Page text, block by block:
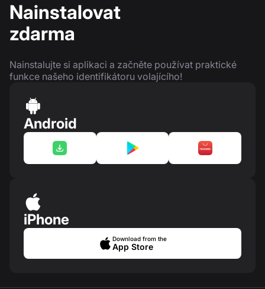
Nainstalovat
zdarma
Nainstalujte si aplikaci a začněte používat praktické
funkce našeho identifikátoru volajícího!
Android
iPhone
Download from the
App Store